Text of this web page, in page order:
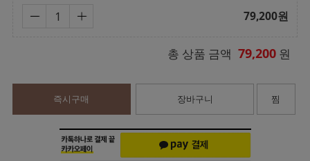
79,200원
총 상품 금액 79,200 원
즉시구매 장바구니 찜